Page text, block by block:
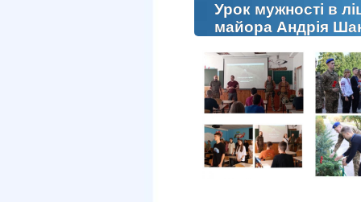
Урок мужності в
майора Андрія